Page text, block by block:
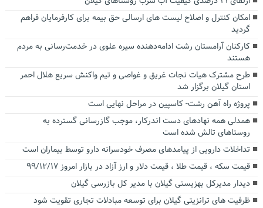
امکان کنترل و اصلاح لیست های ارسالی حق بیمه برای کارفرمایان فراهم
گردید
کارکنان آرامستان رشت ادامه‌دهنده سیره علوی در خدمت‌رسانی به مردم
هستند
طرح مشترک هیات نجات غریق و غواصی و تیم واکنش سریع هلال احمر
استان گیلان‌ برگزار شد
پروژه راه آهن رشت- کاسپین در مراحل نهایی است
همدلی همه نهادهای دست اندرکار، موجب گازرسانی گسترده به
روستاهای تالش شده است
تداخلات دارویی از پیامدهای مصرف خودسرانه دارو توسط بیماران است
قیمت سکه ، قیمت طلا ، قیمت دلار و ارز آزاد در بازار امروز ۹۹/۱۲/۱۷
دیدار مدیرکل بهزیستی گیلان با مدیر کل بازرسی گیلان
ظرفیت های ترانزیتی گیلان برای توسعه مبادلات تجاری تقویت شود